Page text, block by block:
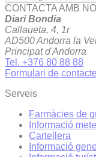
CONTACTA AMB
Diari Bondia
Callaueta, 4, 1r
AD500 Andorra la
Principat d'Andorra
Tel. +376 80 88 88
Formulari de contacte
Serveis
Farmàcies de
Informació
Cartellera
Informació